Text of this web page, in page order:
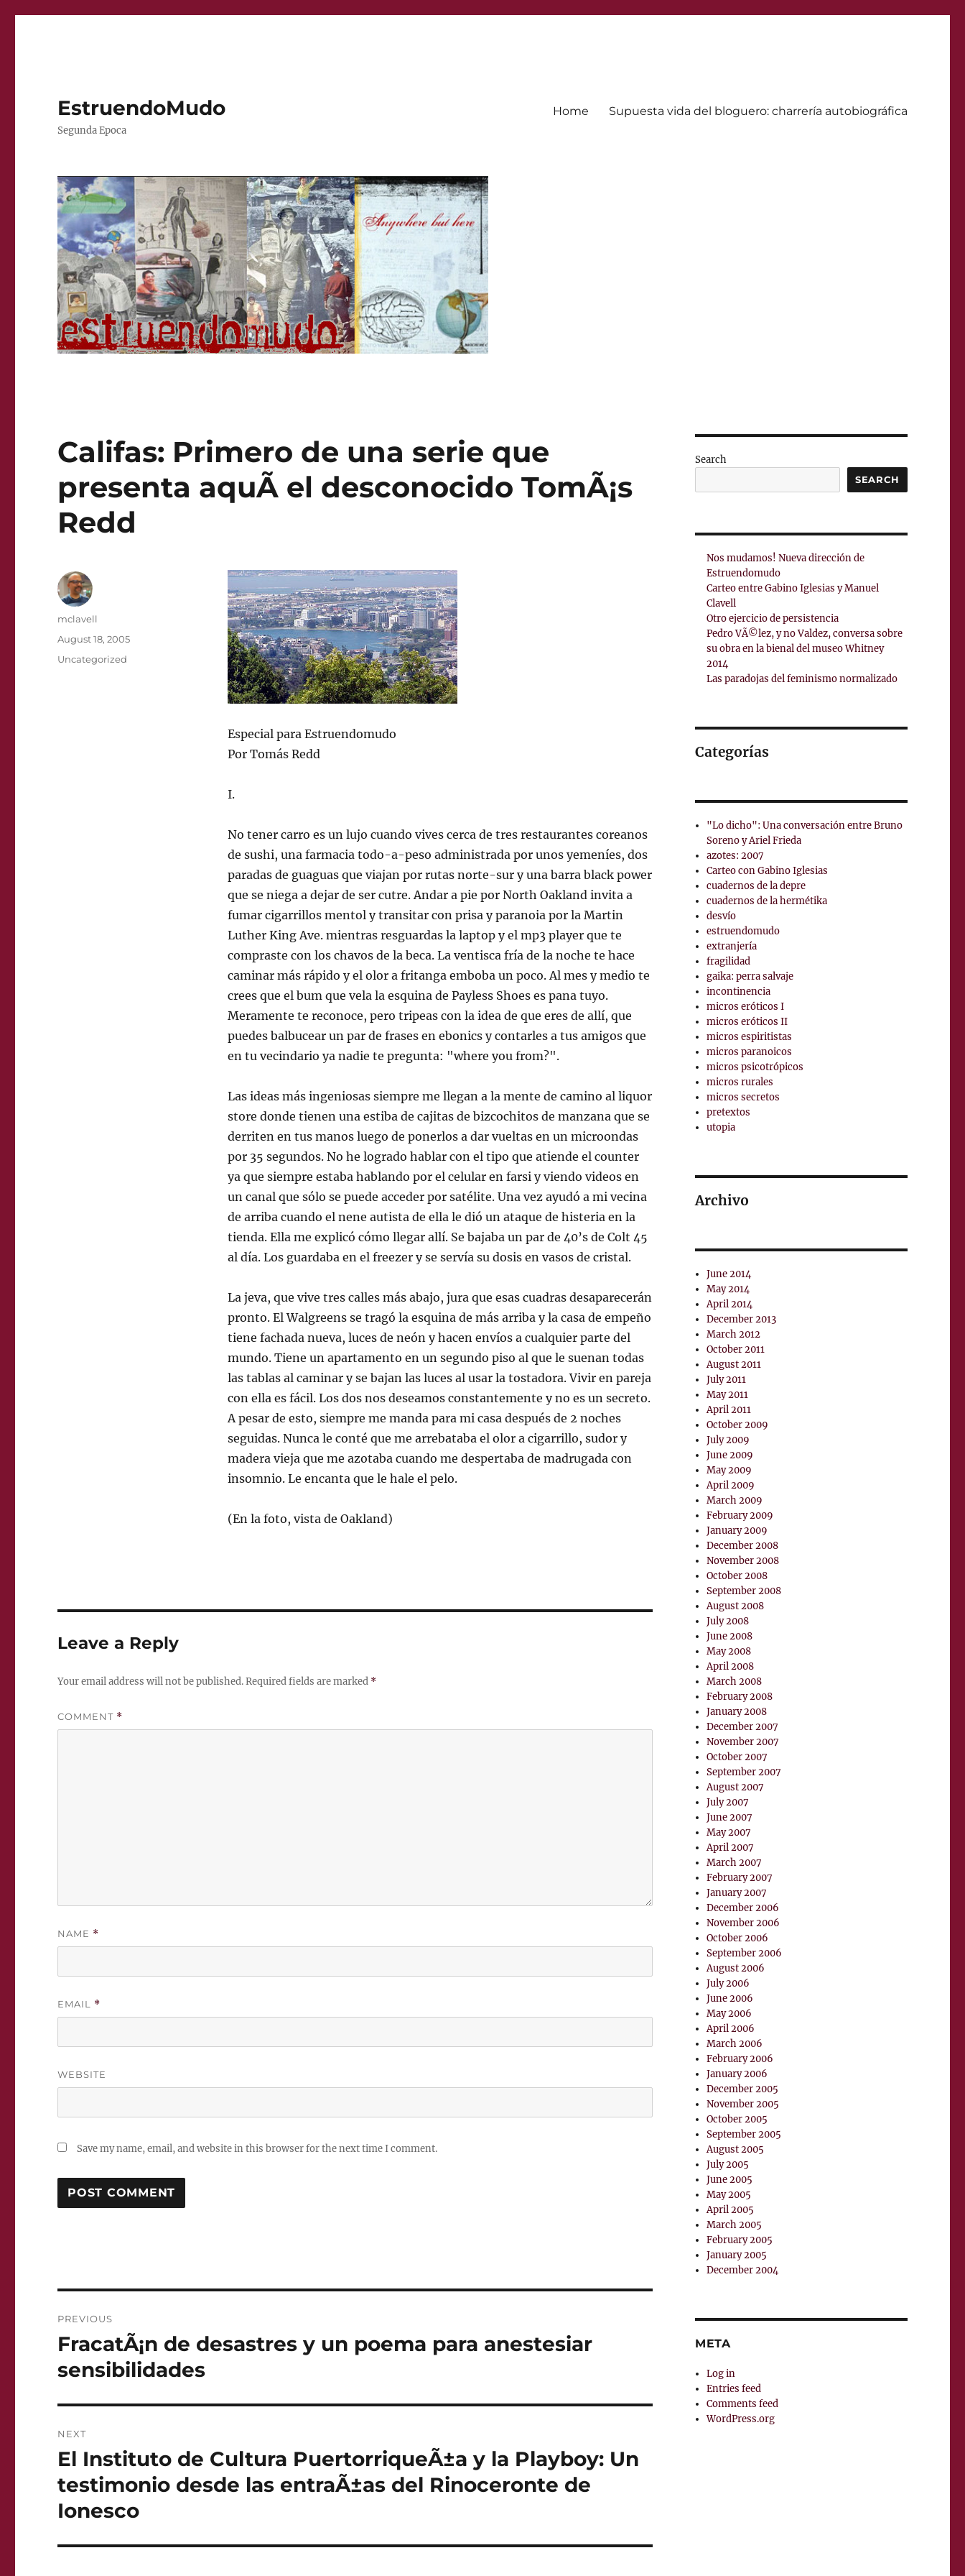
EstruendoMudo
Segunda Epoca
Home Supuesta vida del bloguero: charrerí­a autobiográfica
Califas: Primero de una serie que
presenta aquÃ­ el desconocido TomÃ¡s
Redd
Especial para Estruendomudo
Por Tomás Redd
I.
No tener carro es un lujo cuando vives cerca de tres restaurantes coreanos
de sushi, una farmacia todo-a-peso administrada por unos yemeníes, dos
paradas de guaguas que viajan por rutas norte-sur y una barra black power
que se niega a dejar de ser cutre. Andar a pie por North Oakland invita a
fumar cigarrillos mentol y transitar con prisa y paranoia por la Martin
Luther King Ave. mientras resguardas la laptop y el mp3 player que te
compraste con los chavos de la beca. La ventisca fría de la noche te hace
caminar más rápido y el olor a fritanga emboba un poco. Al mes y medio te
crees que el bum que vela la esquina de Payless Shoes es pana tuyo.
Meramente te reconoce, pero tripeas con la idea de que eres de allí, que
puedes balbucear un par de frases en ebonics y contarles a tus amigos que
en tu vecindario ya nadie te pregunta: "where you from?".
Las ideas más ingeniosas siempre me llegan a la mente de camino al liquor
store donde tienen una estiba de cajitas de bizcochitos de manzana que se
derriten en tus manos luego de ponerlos a dar vueltas en un microondas
por 35 segundos. No he logrado hablar con el tipo que atiende el counter
ya que siempre estaba hablando por el celular en farsi y viendo videos en
un canal que sólo se puede acceder por satélite. Una vez ayudó a mi vecina
de arriba cuando el nene autista de ella le dió un ataque de histeria en la
tienda. Ella me explicó cómo llegar allí. Se bajaba un par de 40’s de Colt 45
al día. Los guardaba en el freezer y se servía su dosis en vasos de cristal.
La jeva, que vive tres calles más abajo, jura que esas cuadras desaparecerán
pronto. El Walgreens se tragó la esquina de más arriba y la casa de empeño
tiene fachada nueva, luces de neón y hacen envíos a cualquier parte del
mundo. Tiene un apartamento en un segundo piso al que le suenan todas
las tablas al caminar y se bajan las luces al usar la tostadora. Vivir en pareja
con ella es fácil. Los dos nos deseamos constantemente y no es un secreto.
A pesar de esto, siempre me manda para mi casa después de 2 noches
seguidas. Nunca le conté que me arrebataba el olor a cigarrillo, sudor y
madera vieja que me azotaba cuando me despertaba de madrugada con
insomnio. Le encanta que le hale el pelo.
(En la foto, vista de Oakland)
Author
mclavell
Posted
August 18, 2005
Categories
Uncategorized
Leave a Reply
Your email address will not be published.Required fields are marked *
COMMENT *
NAME *
EMAIL *
WEBSITE
Save my name, email, and website in this browser for the next time I comment.
navigation
PREVIOUS
Previous
FracatÃ¡n de desastres y un poema para anestesiar
sensibilidades
NEXT
Next
post:
El Instituto de Cultura PuertorriqueÃ±a y la Playboy: Un
testimonio desde las entraÃ±as del Rinoceronte de
Ionesco
Search
SEARCH
Nos mudamos! Nueva dirección de
Estruendomudo
Carteo entre Gabino Iglesias y Manuel
Clavell
Otro ejercicio de persistencia
Pedro VÃ©lez, y no Valdez, conversa sobre
su obra en la bienal del museo Whitney
2014
Las paradojas del feminismo normalizado
Categorías
"Lo dicho": Una conversación entre Bruno
Soreno y Ariel Frieda
azotes: 2007
Carteo con Gabino Iglesias
cuadernos de la depre
cuadernos de la hermétika
desvío
estruendomudo
extranjería
fragilidad
gaika: perra salvaje
incontinencia
micros eróticos I
micros eróticos II
micros espiritistas
micros paranoicos
micros psicotrópicos
micros rurales
micros secretos
pretextos
utopia
Archivo
June 2014
May 2014
April 2014
December 2013
March 2012
October 2011
August 2011
July 2011
May 2011
April 2011
October 2009
July 2009
June 2009
May 2009
April 2009
March 2009
February 2009
January 2009
December 2008
November 2008
October 2008
September 2008
August 2008
July 2008
June 2008
May 2008
April 2008
March 2008
February 2008
January 2008
December 2007
November 2007
October 2007
September 2007
August 2007
July 2007
June 2007
May 2007
April 2007
March 2007
February 2007
January 2007
December 2006
November 2006
October 2006
September 2006
August 2006
July 2006
June 2006
May 2006
April 2006
March 2006
February 2006
January 2006
December 2005
November 2005
October 2005
September 2005
August 2005
July 2005
June 2005
May 2005
April 2005
March 2005
February 2005
January 2005
December 2004
META
Log in
Entries feed
Comments feed
WordPress.org